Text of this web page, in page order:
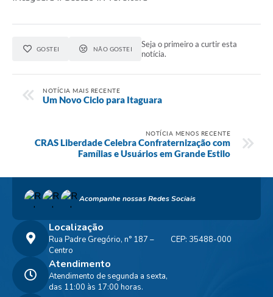
GOSTEI NÃO GOSTEI
Seja o primeiro a curtir esta
notícia.
NOTÍCIA MAIS RECENTE
Um Novo Ciclo para Itaguara
NOTÍCIA MENOS RECENTE
CRAS Liberdade Celebra Confraternização com
Famílias e Usuários em Grande Estilo
Acompanhe nossas Redes Sociais
Localização
Rua Padre Gregório, n° 187 –
Centro
CEP: 35488-000
Atendimento
Atendimento de segunda a sexta,
das 11:00 às 17:00 horas.